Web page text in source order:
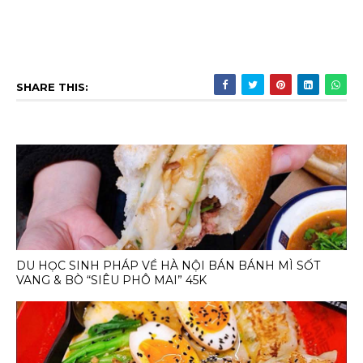
SHARE THIS:
DU HỌC SINH PHÁP VỀ HÀ NỘI BÁN BÁNH MÌ SỐT
VANG & BÒ “SIÊU PHÔ MAI” 45K